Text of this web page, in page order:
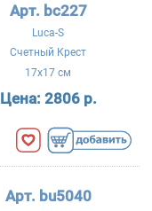
Арт. bc227
Luca-S
Счетный Крест
17x17 см
Цена: 2806 р.
Арт. bu5040